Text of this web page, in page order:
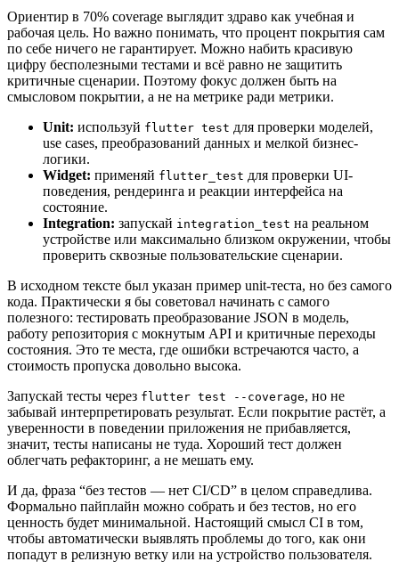
Ориентир в 70% coverage выглядит здраво как учебная и
рабочая цель. Но важно понимать, что процент покрытия сам
по себе ничего не гарантирует. Можно набить красивую
цифру бесполезными тестами и всё равно не защитить
критичные сценарии. Поэтому фокус должен быть на
смысловом покрытии, а не на метрике ради метрики.
Unit: используй flutter test для проверки моделей,
use cases, преобразований данных и мелкой бизнес-
логики.
Widget: применяй flutter_test для проверки UI-
поведения, рендеринга и реакции интерфейса на
состояние.
Integration: запускай integration_test на реальном
устройстве или максимально близком окружении, чтобы
проверить сквозные пользовательские сценарии.
В исходном тексте был указан пример unit-теста, но без самого
кода. Практически я бы советовал начинать с самого
полезного: тестировать преобразование JSON в модель,
работу репозитория с мокнутым API и критичные переходы
состояния. Это те места, где ошибки встречаются часто, а
стоимость пропуска довольно высока.
Запускай тесты через flutter test --coverage, но не
забывай интерпретировать результат. Если покрытие растёт, а
уверенности в поведении приложения не прибавляется,
значит, тесты написаны не туда. Хороший тест должен
облегчать рефакторинг, а не мешать ему.
И да, фраза “без тестов — нет CI/CD” в целом справедлива.
Формально пайплайн можно собрать и без тестов, но его
ценность будет минимальной. Настоящий смысл CI в том,
чтобы автоматически выявлять проблемы до того, как они
попадут в релизную ветку или на устройство пользователя.